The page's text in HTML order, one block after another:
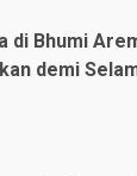
di Bhumi
demi